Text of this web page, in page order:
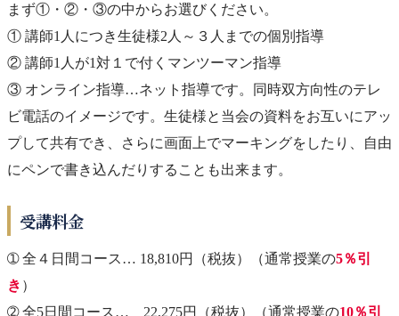
まず①・②・③の中からお選びください。
① 講師1人につき生徒様2人～３人までの個別指導
② 講師1人が1対１で付くマンツーマン指導
③ オンライン指導…ネット指導です。同時双方向性のテレ
ビ電話のイメージです。生徒様と当会の資料をお互いにアッ
プして共有でき、さらに画面上でマーキングをしたり、自由
にペンで書き込んだりすることも出来ます。
受講料金
➀ 全４日間コース… 18,810円（税抜）（通常授業の5％引
き ）
➁ 全5日間コース… 22,275円（税抜）（通常授業の10％引